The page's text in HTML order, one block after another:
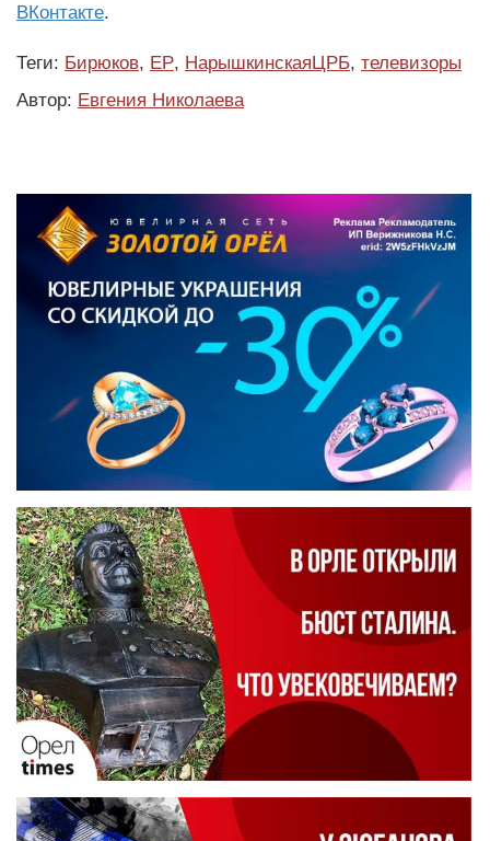
ВКонтакте.
Теги: Бирюков, ЕР, НарышкинскаяЦРБ, телевизоры
Автор: Евгения Николаева